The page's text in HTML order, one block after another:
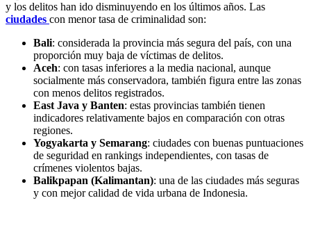
y los delitos han ido disminuyendo en los últimos años. Las
ciudades con menor tasa de criminalidad son:
Bali: considerada la provincia más segura del país, con una
proporción muy baja de víctimas de delitos.
Aceh: con tasas inferiores a la media nacional, aunque
socialmente más conservadora, también figura entre las zonas
con menos delitos registrados.
East Java y Banten: estas provincias también tienen
indicadores relativamente bajos en comparación con otras
regiones.
Yogyakarta y Semarang: ciudades con buenas puntuaciones
de seguridad en rankings independientes, con tasas de
crímenes violentos bajas.
Balikpapan (Kalimantan): una de las ciudades más seguras
y con mejor calidad de vida urbana de Indonesia.